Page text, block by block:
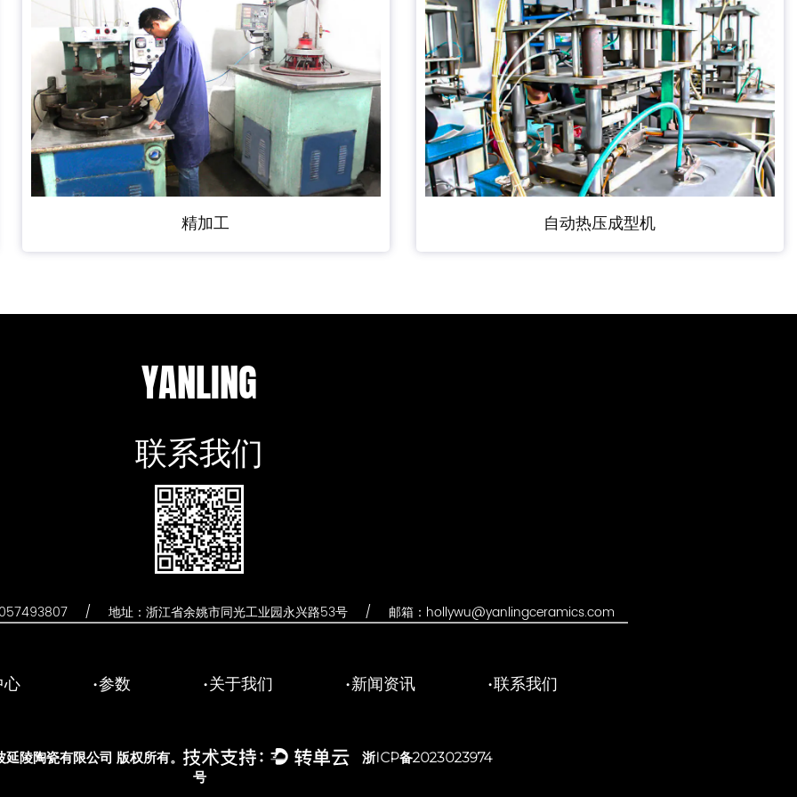
精加工 ⾃动热压成型机
YANLING
联系我们
/ 地址：浙江省余姚市同光工业园永兴路53号 / 邮箱：hollywu@yanlingceramics.com
参数 关于我们 新闻资讯 联系我们
延陵陶瓷有限公司 版权所有。
浙ICP备2023023974
号